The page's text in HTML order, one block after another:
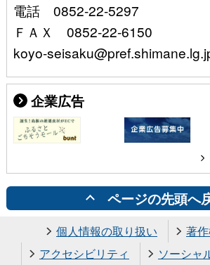
電話 0852-22-5297
ＦＡＸ 0852-22-6150
koyo-
企業広告
ページの先頭へ
個人情報の取り扱い
著
アクセシビリティ
ソーシャ